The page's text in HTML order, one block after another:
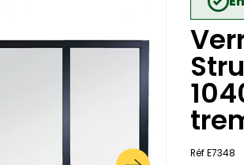
Réf E7348